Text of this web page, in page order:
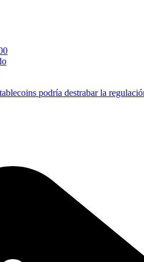
podría destrabar la